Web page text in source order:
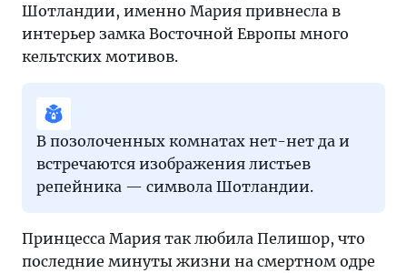
Шотландии, именно Мария привнесла в
интерьер замка Восточной Европы много
кельтских мотивов.
В позолоченных комнатах нет-нет да и
встречаются изображения листьев
репейника — символа Шотландии.
Принцесса Мария так любила Пелишор, что
последние минуты жизни на смертном одре